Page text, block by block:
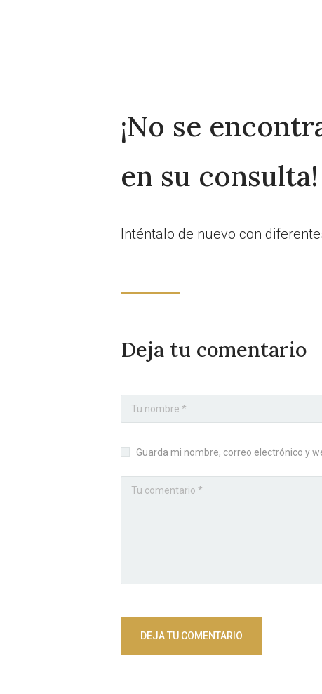
¡No se
en su consulta!
Inténtalo de nuevo con
Deja tu comentario
Guarda mi nombre, correo electrónico y